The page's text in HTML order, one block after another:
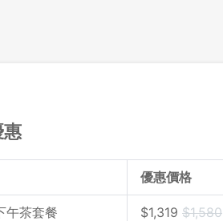
惠
優惠價格
午茶套餐 $1,319 $1,580